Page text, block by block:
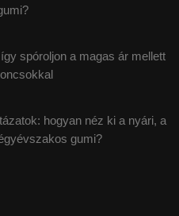
spóroljon a magas ár mellett
hogyan néz ki a nyári, a
gumi?